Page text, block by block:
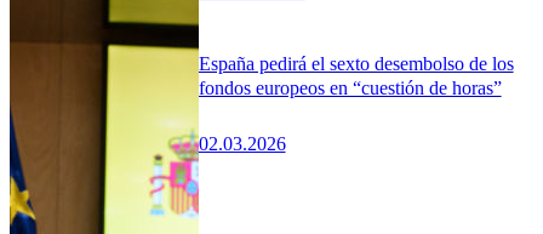
España pedirá el sexto desembolso de los
fondos europeos en “cuestión de horas”
02.03.2026